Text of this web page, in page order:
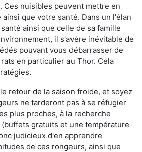
. Ces nuisibles peuvent mettre en
que votre santé. Dans un l'élan
ainsi que celle de sa famille
il s'avère inévitable de
pouvant vous débarrasser de
en particulier au Thor. Cela
retour de la saison froide, et soyez
ne tarderont pas à se réfugier
plus proches, à la recherche
gratuits et une température
judicieux d'en apprendre
de ces rongeurs, ainsi que